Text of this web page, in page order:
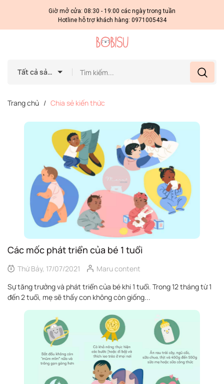
Giờ mở cửa: 08:30 - 19:00 các ngày trong tuần
Hotline hỗ trợ khách hàng: 0971005434
Tất cả sản phẩm
Trang chủ / Chia sẻ kiến thức
Các mốc phát triển của bé 1 tuổi
Thứ Bảy, 17/07/2021
Maru content
Sự tăng trưởng và phát triển của bé khi 1 tuổi. Trong 12 tháng từ 1
đến 2 tuổi, mẹ sẽ thấy con không còn giống...